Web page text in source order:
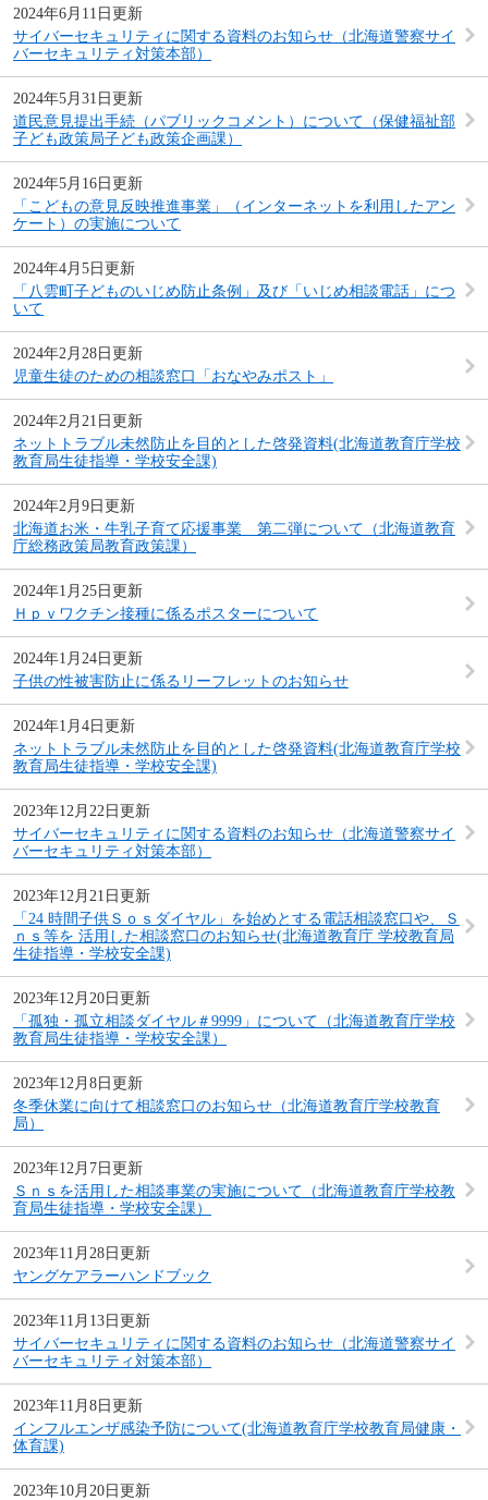
2024年6月11日更新
サイバーセキュリティに関する資料のお知らせ（北海道警察サイ
バーセキュリティ対策本部）
2024年5月31日更新
道民意見提出手続（パブリックコメント）について（保健福祉部
子ども政策局子ども政策企画課）
2024年5月16日更新
「こどもの意見反映推進事業」（インターネットを利用したアン
ケート）の実施について
2024年4月5日更新
「八雲町子どものいじめ防止条例」及び「いじめ相談電話」につ
いて
2024年2月28日更新
児童生徒のための相談窓口「おなやみポスト」
2024年2月21日更新
ネットトラブル未然防止を目的とした啓発資料(北海道教育庁学校
教育局生徒指導・学校安全課)
2024年2月9日更新
北海道お米・牛乳子育て応援事業 第二弾について（北海道教育
庁総務政策局教育政策課）
2024年1月25日更新
Ｈｐｖワクチン接種に係るポスターについて
2024年1月24日更新
子供の性被害防止に係るリーフレットのお知らせ
2024年1月4日更新
ネットトラブル未然防止を目的とした啓発資料(北海道教育庁学校
教育局生徒指導・学校安全課)
2023年12月22日更新
サイバーセキュリティに関する資料のお知らせ（北海道警察サイ
バーセキュリティ対策本部）
2023年12月21日更新
「24 時間子供Ｓｏｓダイヤル」を始めとする電話相談窓口や、Ｓ
ｎｓ等を 活用した相談窓口のお知らせ(北海道教育庁 学校教育局
生徒指導・学校安全課)
2023年12月20日更新
「孤独・孤立相談ダイヤル＃9999」について（北海道教育庁学校
教育局生徒指導・学校安全課）
2023年12月8日更新
冬季休業に向けて相談窓口のお知らせ（北海道教育庁学校教育
局）
2023年12月7日更新
Ｓｎｓを活用した相談事業の実施について（北海道教育庁学校教
育局生徒指導・学校安全課）
2023年11月28日更新
ヤングケアラーハンドブック
2023年11月13日更新
サイバーセキュリティに関する資料のお知らせ（北海道警察サイ
バーセキュリティ対策本部）
2023年11月8日更新
インフルエンザ感染予防について(北海道教育庁学校教育局健康・
体育課)
2023年10月20日更新